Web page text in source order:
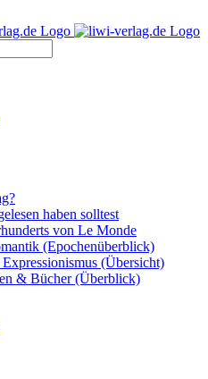
haben solltest
von Le Monde
(Epochenüberblick)
(Übersicht)
& Bücher (Überblick)